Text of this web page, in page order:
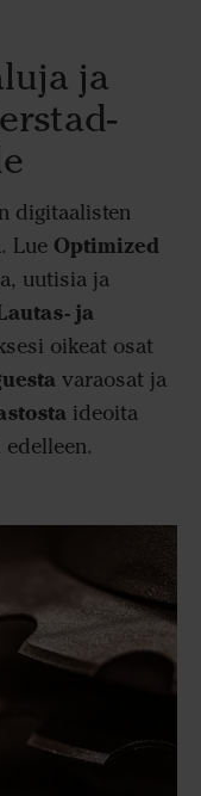
ja
digitaalisten
Lue Optimized
uutisia ja
ja
oikeat osat
varaosat ja
ideoita